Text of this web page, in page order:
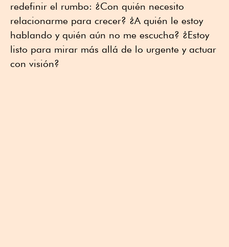
redefinir el rumbo: ¿Con quién necesito
relacionarme para crecer? ¿A quién le estoy
hablando y quién aún no me escucha? ¿Estoy
listo para mirar más allá de lo urgente y actuar
con visión?